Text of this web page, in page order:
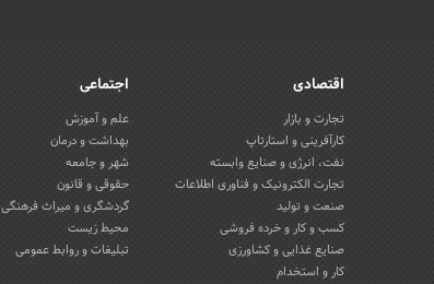
اقتصادی
تجارت و بازار
کارآفرینی و استارتاپ
نفت، انرژی و صنایع وابسته
تجارت الکترونیک و فناوری اطلاعات
صنعت و تولید
کسب و کار و خرده فروشی
صنایع غذایی و کشاورزی
کار و استخدام
اجتماعی
علم و آموزش
بهداشت و درمان
شهر و جامعه
حقوقی و قانون
گردشگری و میراث فرهنگی
محیط زیست
تبلیغات و روابط عمومی